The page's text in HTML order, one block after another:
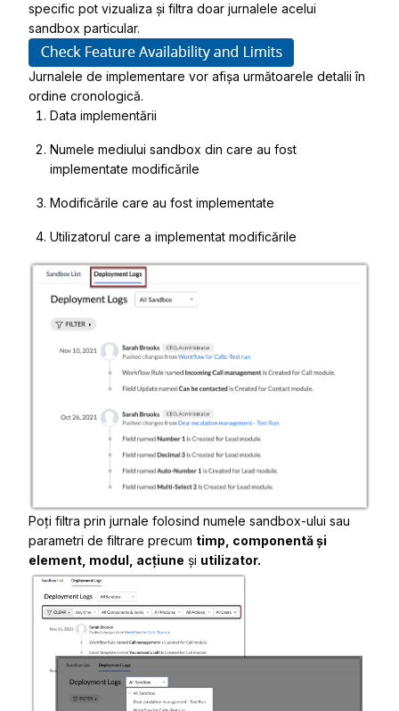
specific pot vizualiza și filtra doar jurnalele acelui
sandbox particular.
Jurnalele de implementare vor afișa următoarele detalii în
ordine cronologică.
Data implementării
Numele mediului sandbox din care au fost
implementate modificările
Modificările care au fost implementate
Utilizatorul care a implementat modificările
Poți filtra prin jurnale folosind numele sandbox-ului sau
parametri de filtrare precum timp, componentă și
element, modul, acțiune și utilizator.